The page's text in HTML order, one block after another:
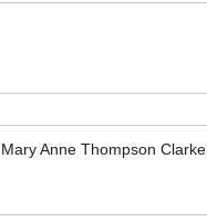
Mary Anne Thompson Clarke